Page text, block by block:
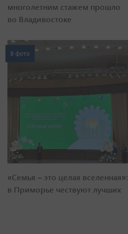
многолетним стажем прошло
во Владивостоке
8 фото
«Семья – это целая вселенная»:
в Приморье чествуют лучших